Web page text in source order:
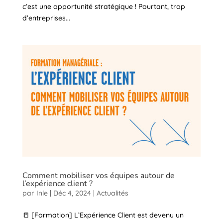
c’est une opportunité stratégique ! Pourtant, trop
d’entreprises...
Comment mobiliser vos équipes autour de
l’expérience client ?
par Inle| Déc 4, 2024| Actualités
📒 [Formation] L’Expérience Client est devenu un